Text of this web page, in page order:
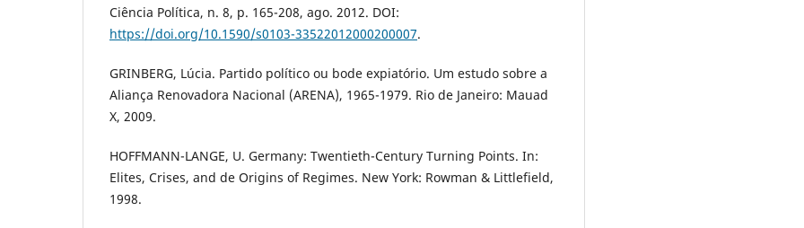
Ciência Política, n. 8, p. 165-208, ago. 2012. DOI:
https://doi.org/10.1590/s0103-33522012000200007.
GRINBERG, Lúcia. Partido político ou bode expiatório. Um estudo sobre a
Aliança Renovadora Nacional (ARENA), 1965-1979. Rio de Janeiro: Mauad
X, 2009.
HOFFMANN-LANGE, U. Germany: Twentieth-Century Turning Points. In:
Elites, Crises, and de Origins of Regimes. New York: Rowman & Littlefield,
1998.